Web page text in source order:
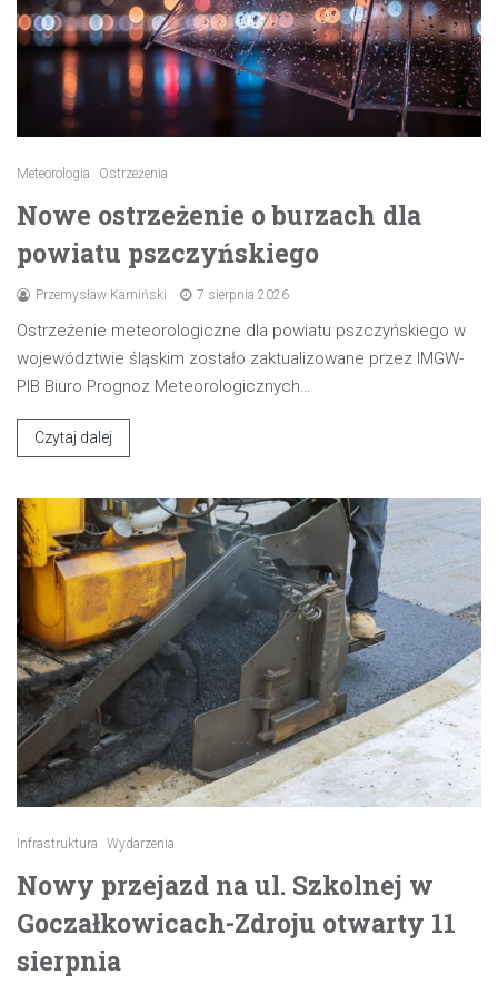
Meteorologia Ostrzeżenia
Nowe ostrzeżenie o burzach dla
powiatu pszczyńskiego
Przemysław Kamiński 7 sierpnia 2026
Ostrzeżenie meteorologiczne dla powiatu pszczyńskiego w
województwie śląskim zostało zaktualizowane przez IMGW-
PIB Biuro Prognoz Meteorologicznych…
Czytaj dalej
Infrastruktura Wydarzenia
Nowy przejazd na ul. Szkolnej w
Goczałkowicach-Zdroju otwarty 11
sierpnia